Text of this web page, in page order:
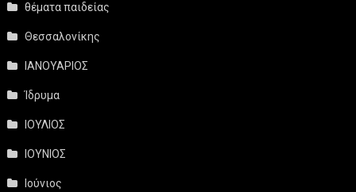
θέματα παιδείας
Θεσσαλονίκης
ΙΑΝΟΥΑΡΙΟΣ
Ίδρυμα
ΙΟΥΛΙΟΣ
ΙΟΥΝΙΟΣ
Ιούνιος